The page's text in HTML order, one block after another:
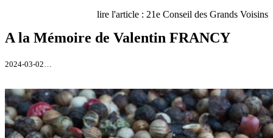
lire l'article : 21e Conseil des Grands Voisins
A la Mémoire de Valentin FRANCY
2024-03-02…